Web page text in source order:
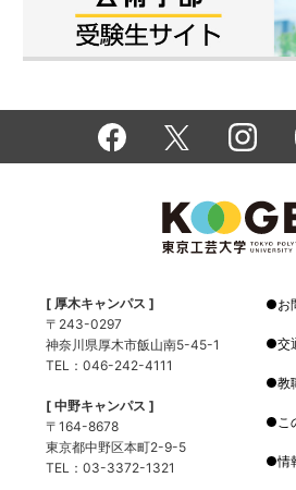
[ 厚木キャンパス ]
〒243-0297
神奈川県厚木市飯山南5-45-1
TEL：046-242-4111
[ 中野キャンパス ]
〒164-8678
東京都中野区本町2-9-5
TEL：03-3372-1321
お
交
教
こ
情